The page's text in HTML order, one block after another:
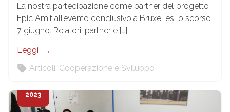
La nostra partecipazione come partner del progetto
Epic Amif all’evento conclusivo a Bruxelles lo scorso
7 giugno. Relatori, partner e […]
Leggi
Articoli Cooperazione e Sviluppo
4
2023